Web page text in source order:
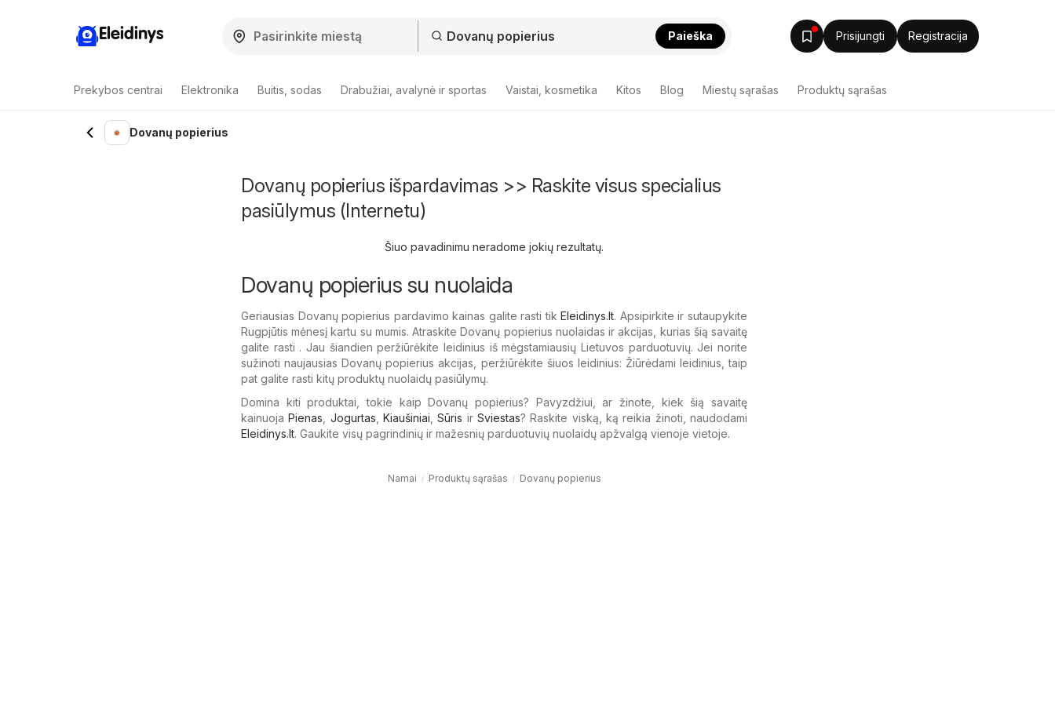
Eleidinys Paieška Prisijungti Registracija
Prekybos centrai Elektronika Buitis, sodas Drabužiai, avalynė ir sportas Vaistai, kosmetika Kitos Blog Miestų sąrašas Produktų sąrašas
Dovanų popierius
Dovanų popierius išpardavimas >> Raskite visus specialius
pasiūlymus (Internetu)
Šiuo pavadinimu neradome jokių rezultatų.
Dovanų popierius su nuolaida
Geriausias Dovanų popierius pardavimo kainas galite rasti tikEleidinys.lt. Apsipirkite ir sutaupykite
Rugpjūtis mėnesį kartu su mumis. Atraskite Dovanų popierius nuolaidas ir akcijas, kurias šią savaitę
galite rasti . Jau šiandien peržiūrėkite leidinius iš mėgstamiausių Lietuvos parduotuvių. Jei norite
sužinoti naujausias Dovanų popierius akcijas, peržiūrėkite šiuos leidinius: Žiūrėdami leidinius, taip
pat galite rasti kitų produktų nuolaidų pasiūlymų.
Domina kiti produktai, tokie kaip Dovanų popierius? Pavyzdžiui, ar žinote, kiek šią savaitę
kainuojaPienas Jogurtas ,Kiaušiniai ,Sūris irSviestas? Raskite viską, ką reikia žinoti, naudodami
Eleidinys.lt. Gaukite visų pagrindinių ir mažesnių parduotuvių nuolaidų apžvalgą vienoje vietoje.
Namai Produktų sąrašas Dovanų popierius